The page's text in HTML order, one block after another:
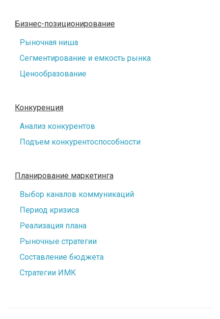
Бизнес-позиционирование
Рыночная ниша
Сегментирование и емкость рынка
Ценообразование
Конкуренция
Анализ конкурентов
Подъем конкурентоспособности
Планирование маркетинга
Выбор каналов коммуникаций
Период кризиса
Реализация плана
Рыночные стратегии
Составление бюджета
Стратегии ИМК